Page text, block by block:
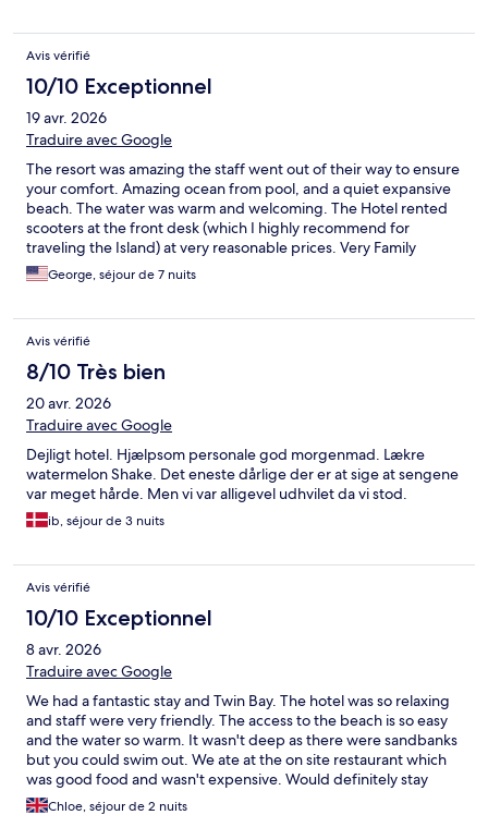
Avis vérifié
10/10 Exceptionnel
19 avr. 2026
Traduire avec Google
The resort was amazing the staff went out of their way to ensure
your comfort. Amazing ocean from pool, and a quiet expansive
beach. The water was warm and welcoming. The Hotel rented
scooters at the front desk (which I highly recommend for
traveling the Island) at very reasonable prices. Very Family
oriented can't wait to come back.
George, séjour de 7 nuits
Avis vérifié
8/10 Très bien
20 avr. 2026
Traduire avec Google
Dejligt hotel. Hjælpsom personale god morgenmad. Lækre
watermelon Shake. Det eneste dårlige der er at sige at sengene
var meget hårde. Men vi var alligevel udhvilet da vi stod.
ib, séjour de 3 nuits
Avis vérifié
10/10 Exceptionnel
8 avr. 2026
Traduire avec Google
We had a fantastic stay and Twin Bay. The hotel was so relaxing
and staff were very friendly. The access to the beach is so easy
and the water so warm. It wasn't deep as there were sandbanks
but you could swim out. We ate at the on site restaurant which
was good food and wasn't expensive. Would definitely stay
here again and was sad to leave
Chloe, séjour de 2 nuits